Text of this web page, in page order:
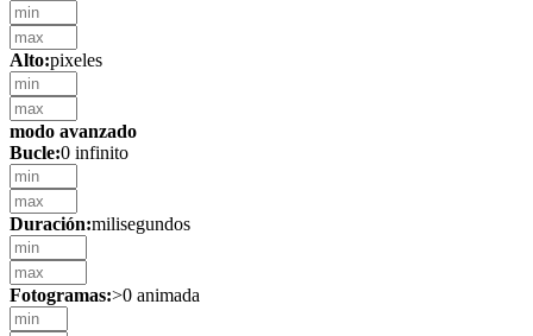
Alto:pixeles
modo avanzado
Bucle:0 infinito
Duración:milisegundos
Fotogramas:>0 animada